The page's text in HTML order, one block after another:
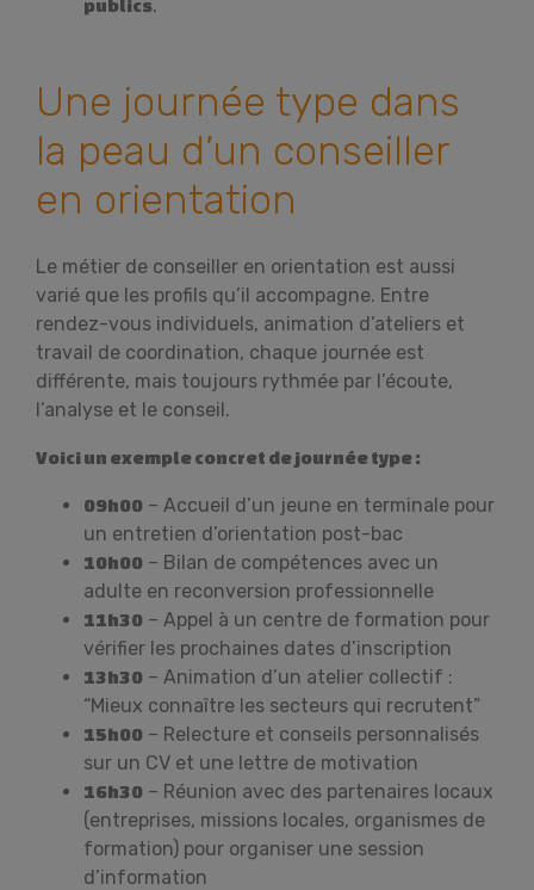
publics.
Une journée type dans
la peau d’un conseiller
en orientation
Le métier de conseiller en orientation est aussi
varié que les profils qu’il accompagne. Entre
rendez-vous individuels, animation d’ateliers et
travail de coordination, chaque journée est
différente, mais toujours rythmée par l’écoute,
l’analyse et le conseil.
Voici un exemple concret de journée type :
09h00 – Accueil d’un jeune en terminale pour
un entretien d’orientation post-bac
10h00 – Bilan de compétences avec un
adulte en reconversion professionnelle
11h30 – Appel à un centre de formation pour
vérifier les prochaines dates d’inscription
13h30 – Animation d’un atelier collectif :
“Mieux connaître les secteurs qui recrutent”
15h00 – Relecture et conseils personnalisés
sur un CV et une lettre de motivation
16h30 – Réunion avec des partenaires locaux
(entreprises, missions locales, organismes de
formation) pour organiser une session
d’information